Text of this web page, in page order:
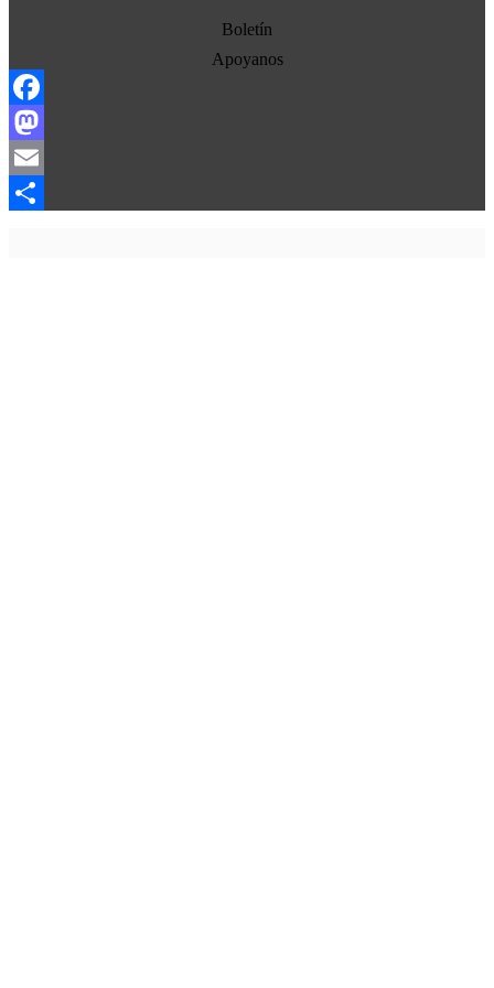
Oriente Medio
Norte-Sur
Sociedad
Ojo con los medios
Boletín
Apoyanos
Facebook
Mastodon
Email